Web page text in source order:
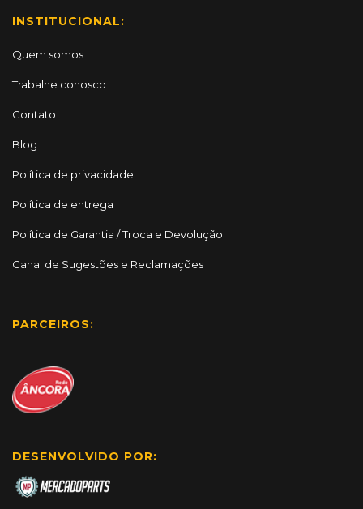
INSTITUCIONAL:
Quem somos
Trabalhe conosco
Contato
Blog
Política de privacidade
Política de entrega
Política de Garantia / Troca e Devolução
Canal de Sugestões e Reclamações
PARCEIROS:
DESENVOLVIDO POR: